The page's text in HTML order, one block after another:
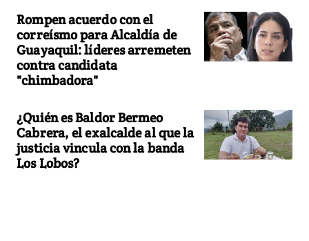
Rompen acuerdo con el
correísmo para Alcaldía de
Guayaquil: líderes arremeten
contra candidata
"chimbadora"
¿Quién es Baldor Bermeo
Cabrera, el exalcalde al que la
justicia vincula con la banda
Los Lobos?